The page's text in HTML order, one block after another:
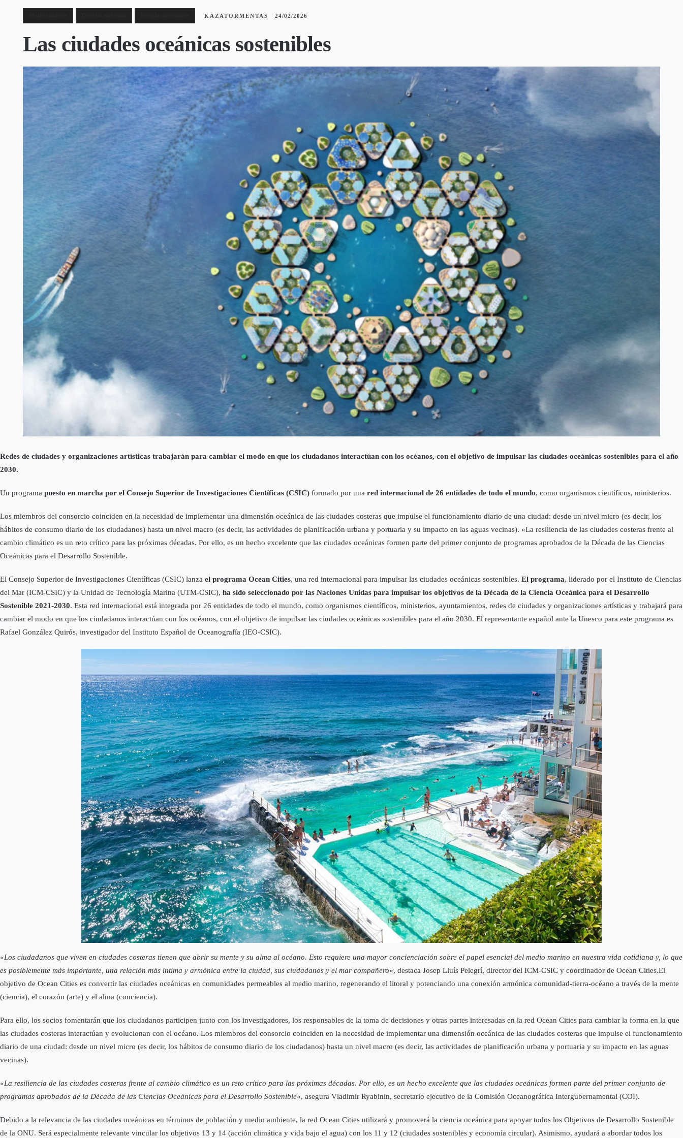
KAZATORMENTAS 24/02/2026
Las ciudades oceánicas sostenibles
Redes de ciudades y organizaciones artísticas trabajarán para cambiar el modo en que los ciudadanos interactúan con los océanos, con el objetivo de impulsar las ciudades oceánicas sostenibles para el año
2030.
Un programa puesto en marcha por el Consejo Superior de Investigaciones Científicas (CSIC) formado por una red internacional de 26 entidades de todo el mundo, como organismos científicos, ministerios.
Los miembros del consorcio coinciden en la necesidad de implementar una dimensión oceánica de las ciudades costeras que impulse el funcionamiento diario de una ciudad: desde un nivel micro (es decir, los
hábitos de consumo diario de los ciudadanos) hasta un nivel macro (es decir, las actividades de planificación urbana y portuaria y su impacto en las aguas vecinas). «La resiliencia de las ciudades costeras frente al
cambio climático es un reto crítico para las próximas décadas. Por ello, es un hecho excelente que las ciudades oceánicas formen parte del primer conjunto de programas aprobados de la Década de las Ciencias
Oceánicas para el Desarrollo Sostenible.
El Consejo Superior de Investigaciones Científicas (CSIC) lanza el programa Ocean Cities, una red internacional para impulsar las ciudades oceánicas sostenibles. El programa, liderado por el Instituto de Ciencias
del Mar (ICM-CSIC) y la Unidad de Tecnología Marina (UTM-CSIC), ha sido seleccionado por las Naciones Unidas para impulsar los objetivos de la Década de la Ciencia Oceánica para el Desarrollo
Sostenible 2021-2030. Esta red internacional está integrada por 26 entidades de todo el mundo, como organismos científicos, ministerios, ayuntamientos, redes de ciudades y organizaciones artísticas y trabajará para
cambiar el modo en que los ciudadanos interactúan con los océanos, con el objetivo de impulsar las ciudades oceánicas sostenibles para el año 2030. El representante español ante la Unesco para este programa es
Rafael González Quirós, investigador del Instituto Español de Oceanografía (IEO-CSIC).
«Los ciudadanos que viven en ciudades costeras tienen que abrir su mente y su alma al océano. Esto requiere una mayor concienciación sobre el papel esencial del medio marino en nuestra vida cotidiana y, lo que
es posiblemente más importante, una relación más íntima y armónica entre la ciudad, sus ciudadanos y el mar compañero«, destaca Josep Lluís Pelegrí, director del ICM-CSIC y coordinador de Ocean Cities.El
objetivo de Ocean Cities es convertir las ciudades oceánicas en comunidades permeables al medio marino, regenerando el litoral y potenciando una conexión armónica comunidad-tierra-océano a través de la mente
(ciencia), el corazón (arte) y el alma (conciencia).
Para ello, los socios fomentarán que los ciudadanos participen junto con los investigadores, los responsables de la toma de decisiones y otras partes interesadas en la red Ocean Cities para cambiar la forma en la que
las ciudades costeras interactúan y evolucionan con el océano. Los miembros del consorcio coinciden en la necesidad de implementar una dimensión oceánica de las ciudades costeras que impulse el funcionamiento
diario de una ciudad: desde un nivel micro (es decir, los hábitos de consumo diario de los ciudadanos) hasta un nivel macro (es decir, las actividades de planificación urbana y portuaria y su impacto en las aguas
vecinas).
«La resiliencia de las ciudades costeras frente al cambio climático es un reto crítico para las próximas décadas. Por ello, es un hecho excelente que las ciudades oceánicas formen parte del primer conjunto de
programas aprobados de la Década de las Ciencias Oceánicas para el Desarrollo Sostenible«, asegura Vladimir Ryabinin, secretario ejecutivo de la Comisión Oceanográfica Intergubernamental (COI).
Debido a la relevancia de las ciudades oceánicas en términos de población y medio ambiente, la red Ocean Cities utilizará y promoverá la ciencia oceánica para apoyar todos los Objetivos de Desarrollo Sostenible
de la ONU. Será especialmente relevante vincular los objetivos 13 y 14 (acción climática y vida bajo el agua) con los 11 y 12 (ciudades sostenibles y economía circular). Asimismo, ayudará a abordar todos los